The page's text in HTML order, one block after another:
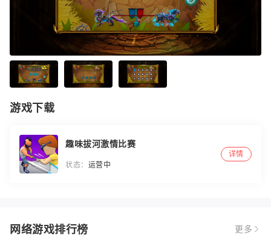
游戏下载
趣味拔河激情比赛
状态： 运营中
详情
网络游戏排行榜 更多